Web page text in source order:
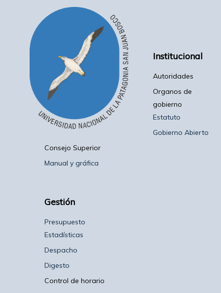
Institucional
Autoridades
Organos de
gobierno
Estatuto
Gobierno Abierto
Consejo Superior
Manual y gráfica
Gestión
Presupuesto
Estadísticas
Despacho
Digesto
Control de horario